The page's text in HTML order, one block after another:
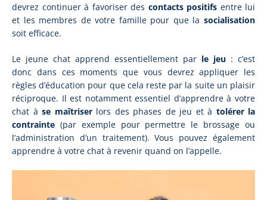
devrez continuer à favoriser des contacts positifs entre lui
et les membres de votre famille pour que la socialisation
soit efficace.
Le jeune chat apprend essentiellement par le jeu : c’est
donc dans ces moments que vous devrez appliquer les
règles d’éducation pour que cela reste par la suite un plaisir
réciproque. Il est notamment essentiel d’apprendre à votre
chat à se maîtriserlors des phases de jeu et à tolérer la
contrainte (par exemple pour permettre le brossage ou
l’administration d’un traitement). Vous pouvez également
apprendre à votre chat à revenir quand on l’appelle.